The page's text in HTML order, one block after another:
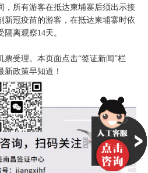
，所有游客在抵达柬埔寨后须出示接
新冠疫苗的游客，在抵达柬埔寨时依
离观察14天。
票受理。本页面点击“签证新闻”栏
新政策早知道！